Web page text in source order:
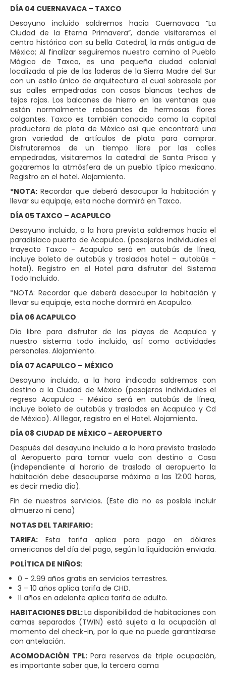
DÍA 04 CUERNAVACA – TAXCO
Desayuno incluido saldremos hacia Cuernavaca “La
Ciudad de la Eterna Primavera”, donde visitaremos el
centro histórico con su bella Catedral, la más antigua de
México; Al finalizar seguiremos nuestro camino al Pueblo
Mágico de Taxco, es una pequeña ciudad colonial
localizada al pie de las laderas de la Sierra Madre del Sur
con un estilo único de arquitectura el cual sobresale por
sus calles empedradas con casas blancas techos de
tejas rojas. Los balcones de hierro en las ventanas que
están normalmente rebosantes de hermosas flores
colgantes. Taxco es también conocido como la capital
productora de plata de México así que encontrará una
gran variedad de artículos de plata para comprar.
Disfrutaremos de un tiempo libre por las calles
empedradas, visitaremos la catedral de Santa Prisca y
gozaremos la atmósfera de un pueblo típico mexicano.
Registro en el hotel. Alojamiento.
*NOTA: Recordar que deberá desocupar la habitación y
llevar su equipaje, esta noche dormirá en Taxco.
DÍA 05 TAXCO – ACAPULCO
Desayuno incluido, a la hora prevista saldremos hacia el
paradisiaco puerto de Acapulco. (pasajeros individuales el
trayecto Taxco - Acapulco será en autobús de línea,
incluye boleto de autobús y traslados hotel – autobús -
hotel). Registro en el Hotel para disfrutar del Sistema
Todo Incluido.
*NOTA: Recordar que deberá desocupar la habitación y
llevar su equipaje, esta noche dormirá en Acapulco.
DÍA 06 ACAPULCO
Día libre para disfrutar de las playas de Acapulco y
nuestro sistema todo incluido, así como actividades
personales. Alojamiento.
DÍA 07 ACAPULCO – MÉXICO
Desayuno incluido, a la hora indicada saldremos con
destino a la Ciudad de México (pasajeros individuales el
regreso Acapulco – México será en autobús de línea,
incluye boleto de autobús y traslados en Acapulco y Cd
de México). Al llegar, registro en el Hotel. Alojamiento.
DÍA 08 CIUDAD DE MÉXICO - AEROPUERTO
Después del desayuno incluido a la hora prevista traslado
al Aeropuerto para tomar vuelo con destino a Casa
(independiente al horario de traslado al aeropuerto la
habitación debe desocuparse máximo a las 12:00 horas,
es decir media día).
Fin de nuestros servicios. (Este día no es posible incluir
almuerzo ni cena)
NOTAS DEL TARIFARIO:
TARIFA: Esta tarifa aplica para pago en dólares
americanos del día del pago, según la liquidación enviada.
POLÍTICA DE NIÑOS:
0 – 2.99 años gratis en servicios terrestres.
3 – 10 años aplica tarifa de CHD.
11 años en adelante aplica tarifa de adulto.
HABITACIONES DBL:La disponibilidad de habitaciones con
camas separadas (TWIN) está sujeta a la ocupación al
momento del check-in, por lo que no puede garantizarse
con antelación.
ACOMODACIÓN TPL: Para reservas de triple ocupación,
es importante saber que, la tercera cama